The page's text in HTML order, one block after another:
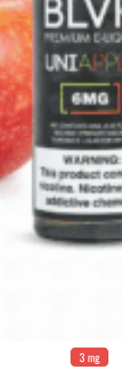
3 mg